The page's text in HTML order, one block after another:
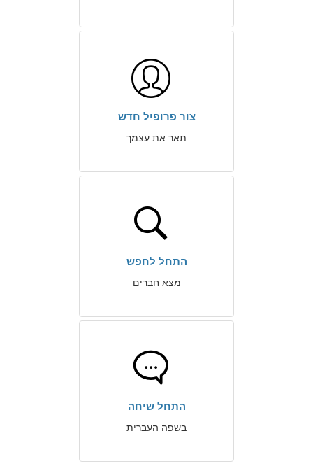
צור פרופיל חדש
תאר את עצמך
התחל לחפש
מצא חברים
התחל שיחה
בשפה העברית